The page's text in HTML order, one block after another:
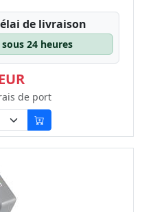
de livraison
24 heures
de port